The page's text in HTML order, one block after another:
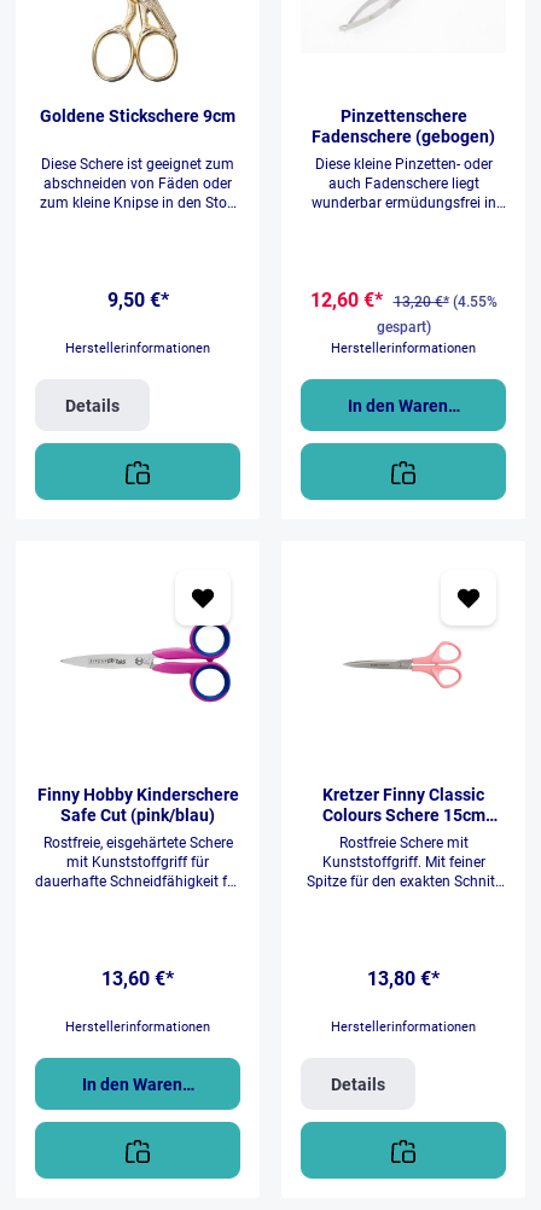
Goldene Stickschere 9cm
Diese Schere ist geeignet zum
abschneiden von Fäden oder
zum kleine Knipse in den Stoff
9,50 €*
Herstellerinformationen
Details
Pinzettenschere
Fadenschere (gebogen)
Diese kleine Pinzetten- oder
auch Fadenschere liegt
wunderbar ermüdungsfrei in
Überhängende Fäden des
Stoffes vom Zuschneiden, oder
Restfäden von Stickmotiven
oder anderen Näharbeiten,
schnell und genau entfernt. Die
Pinzettenschere ist im
Klingenbereich leicht gebogen
damit man nicht so schnell
versehentlich mit der Spitze ins
Gewebe eindringt und dazu
zurück. Was nicht weniger
bedeutet, daß es 50%
Bewegungsentlastung für die
Hand ist.
12,60 €* 13,20 €* (4.55%
gespart)
Herstellerinformationen
In den Warenkorb
Finny Hobby Kinderschere
Safe Cut (pink/blau)
Rostfreie, eisgehärtete Schere
mit Kunststoffgriff für
dauerhafte Schneidfähigkeit für
Arbeiten ohne sich zu
Kinder im frühen
Kindergartenalter.Scherenlänge
13cmschneidet: Folie,
natürliche Fasern und Gewebe,
Papier, Pappe
13,60 €*
Herstellerinformationen
In den Warenkorb
Kretzer Finny Classic
Colours Schere 15cm
(rosa)
Rostfreie Schere mit
Kunststoffgriff. Mit feiner
Spitze für den exakten Schnitt
Schnitte.rostfreieisgehärtetRec
Fäden natürliche Fasern und
Gewebe, Folie, Papier, Pappe,
13,80 €*
Herstellerinformationen
Details